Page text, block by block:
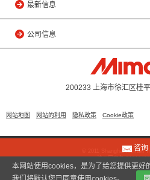
最新信息
公司信息
200233 上海市徐汇区桂
网站地图 网站的利用 隐私政策 Cookie政策
© 2011 Shanghai Mimaki
沪公网安备
咨询
本网站使用cookies，是为了给您提供更好